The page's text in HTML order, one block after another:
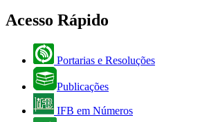
Acesso Rápido
Portarias e Resoluções
Publicações
IFB em Números